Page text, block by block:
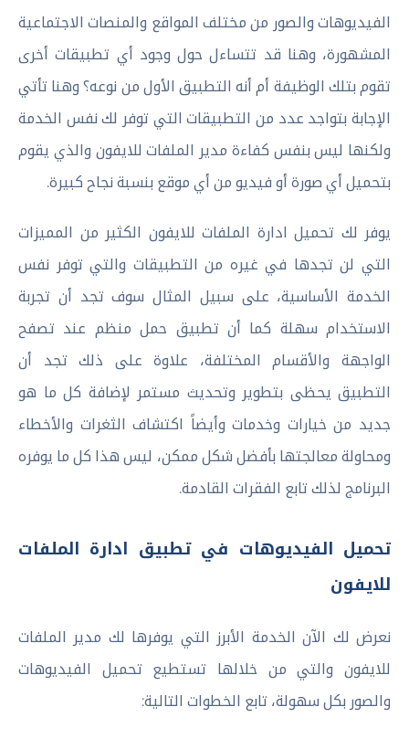
الفيديوهات والصور من مختلف المواقع والمنصات الاجتماعية
المشهورة، وهنا قد تتساءل حول وجود أي تطبيقات أخرى
تقوم بتلك الوظيفة أم أنه التطبيق الأول من نوعه؟ وهنا تأتي
الإجابة بتواجد عدد من التطبيقات التي توفر لك نفس الخدمة
ولكنها ليس بنفس كفاءة مدير الملفات للايفون والذي يقوم
بتحميل أي صورة أو فيديو من أي موقع بنسبة نجاح كبيرة.
يوفر لك تحميل ادارة الملفات للايفون الكثير من المميزات
التي لن تجدها في غيره من التطبيقات والتي توفر نفس
الخدمة الأساسية، على سبيل المثال سوف تجد أن تجربة
الاستخدام سهلة كما أن تطبيق حمل منظم عند تصفح
الواجهة والأقسام المختلفة، علاوة على ذلك تجد أن
التطبيق يحظى بتطوير وتحديث مستمر لإضافة كل ما هو
جديد من خيارات وخدمات وأيضاً اكتشاف الثغرات والأخطاء
ومحاولة معالجتها بأفضل شكل ممكن، ليس هذا كل ما يوفره
البرنامج لذلك تابع الفقرات القادمة.
تحميل الفيديوهات في تطبيق ادارة الملفات
للايفون
نعرض لك الآن الخدمة الأبرز التي يوفرها لك مدير الملفات
للايفون والتي من خلالها تستطيع تحميل الفيديوهات
والصور بكل سهولة، تابع الخطوات التالية: